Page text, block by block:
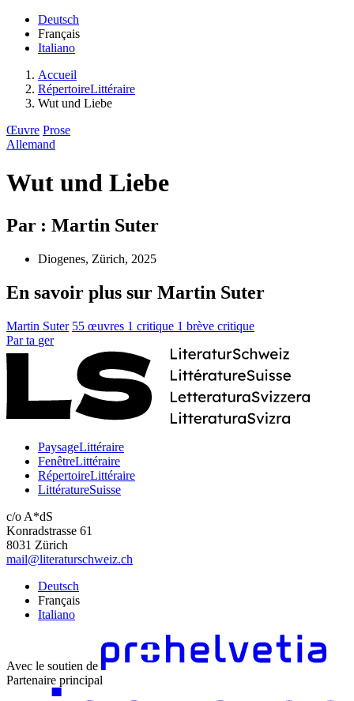
Deutsch
Français
Italiano
Accueil
RépertoireLittéraire
Wut und Liebe
Œuvre Prose
Allemand
Wut und Liebe
Par : Martin Suter
Diogenes, Zürich, 2025
En savoir plus sur Martin Suter
Martin Suter 55 œuvres 1 critique 1 brève critique
Par ta ger
PaysageLittéraire
FenêtreLittéraire
RépertoireLittéraire
LittératureSuisse
c/o A*dS
Konradstrasse 61
8031 Zürich
mail@literaturschweiz.ch
Deutsch
Français
Italiano
Avec le soutien de
Partenaire principal